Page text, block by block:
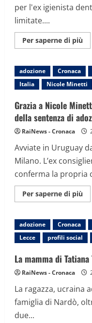
per l'ex igienista
limitate....
Per saperne di più
adozione Cronaca
Italia
Nicole Minetti
Grazia a Nicole
della sentenza di
RaiNews - Cronaca
Avviate in Uruguay
Milano. L’ex
conferma la propria
Per saperne di più
a
di
adozione Cronaca
Lecce
profili social
La mamma di Tatiana
RaiNews - Cronaca
La ragazza, ucraina
famiglia di Nardò,
due...